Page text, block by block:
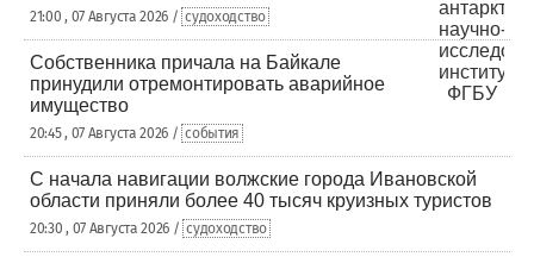
21:00 , 07 Августа 2026 / судоходство
Собственника причала на Байкале
принудили отремонтировать аварийное
имущество
20:45 , 07 Августа 2026 / события
С начала навигации волжские города Ивановской
области приняли более 40 тысяч круизных туристов
20:30 , 07 Августа 2026 / судоходство